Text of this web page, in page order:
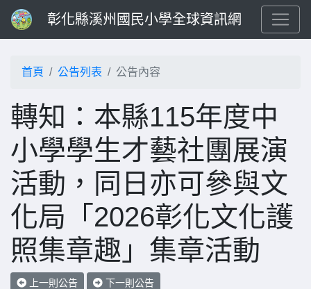
彰化縣溪州國民小學全球資訊網
首頁 公告列表 公告內容
轉知：本縣115年度中
小學學生才藝社團展演
活動，同日亦可參與文
化局「2026彰化文化護
照集章趣」集章活動
上一則公告 下一則公告